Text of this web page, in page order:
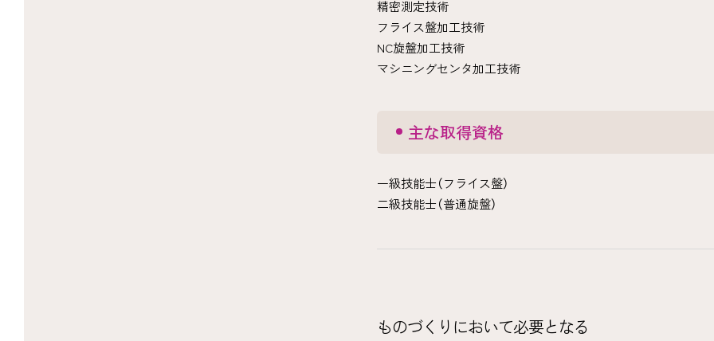
精密測定技術
フライス盤加工技術
NC旋盤加工技術
マシニングセンタ加工技術
主な取得資格
一級技能士（フライス盤）
二級技能士（普通旋盤）
ものづくりにおいて必要となる